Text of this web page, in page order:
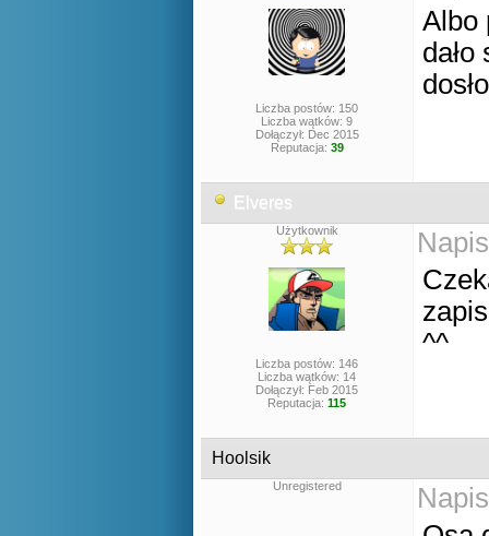
Liczba postów: 150
Liczba wątków: 9
Dołączył: Dec 2015
Reputacja: 39
Albo
Elveres
Użytkownik
Liczba postów: 146
Liczba wątków: 14
Dołączył: Feb 2015
Reputacja: 115
^^
Hoolsik
Unregistered